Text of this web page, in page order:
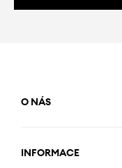
O NÁS
INFORMACE